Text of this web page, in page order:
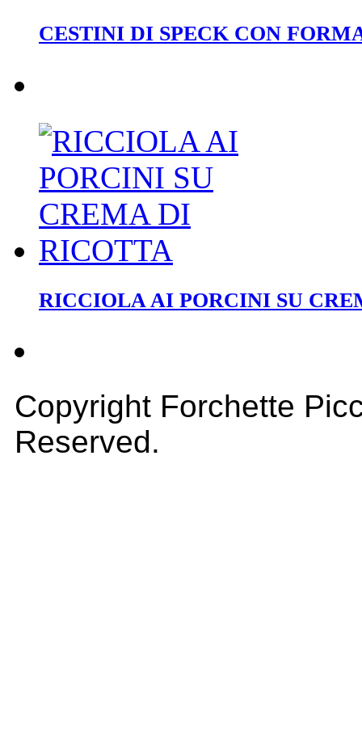
CESTINI DI SPECK CON
RICCIOLA AI PORCINI SU
Copyright Forchette
Reserved.